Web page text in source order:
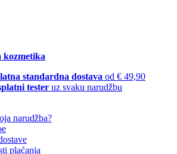
kozmetika
standardna dostava od € 49,90
tester uz svaku narudžbu
narudžba?
plaćanja